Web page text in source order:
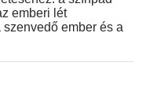
emberi lét
szenvedő ember és a